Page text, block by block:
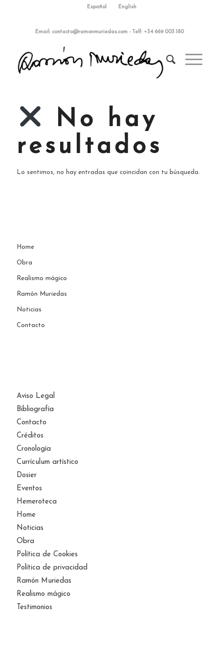
Español English
Email: contacto@ramonmuriedas.com- Telf: +34 669 003 180
No hay
resultados
Lo sentimos, no hay entradas que coincidan con tu búsqueda.
Home
Obra
Realismo mágico
Ramón Muriedas
Noticias
Contacto
Aviso Legal
Bibliografía
Contacto
Créditos
Cronología
Currículum artístico
Dosier
Eventos
Hemeroteca
Home
Noticias
Obra
Política de Cookies
Política de privacidad
Ramón Muriedas
Realismo mágico
Testimonios